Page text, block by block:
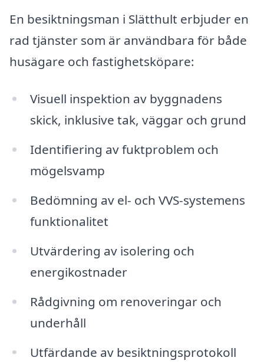
En besiktningsman i Slätthult erbjuder en
rad tjänster som är användbara för både
husägare och fastighetsköpare:
Visuell inspektion av byggnadens
skick, inklusive tak, väggar och grund
Identifiering av fuktproblem och
mögelsvamp
Bedömning av el- och VVS-systemens
funktionalitet
Utvärdering av isolering och
energikostnader
Rådgivning om renoveringar och
underhåll
Utfärdande av besiktningsprotokoll